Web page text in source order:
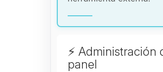
⚡ Administración
panel